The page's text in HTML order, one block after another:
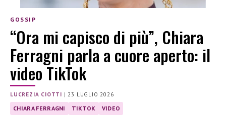
GOSSIP
“Ora mi capisco di più”, Chiara
Ferragni parla a cuore aperto: il
video TikTok
LUCREZIA CIOTTI |23 LUGLIO 2026
CHIARA FERRAGNI TIKTOK VIDEO